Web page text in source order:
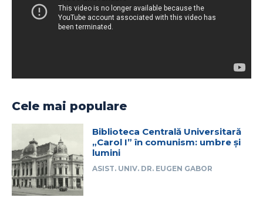
Cele mai populare
Biblioteca Centrală Universitară
„Carol I” în comunism: umbre și
lumini
ASIST. UNIV. DR. EUGEN GABOR